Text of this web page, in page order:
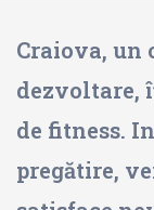
Craiova, un
dezvoltare,
de fitness.
pregătire,